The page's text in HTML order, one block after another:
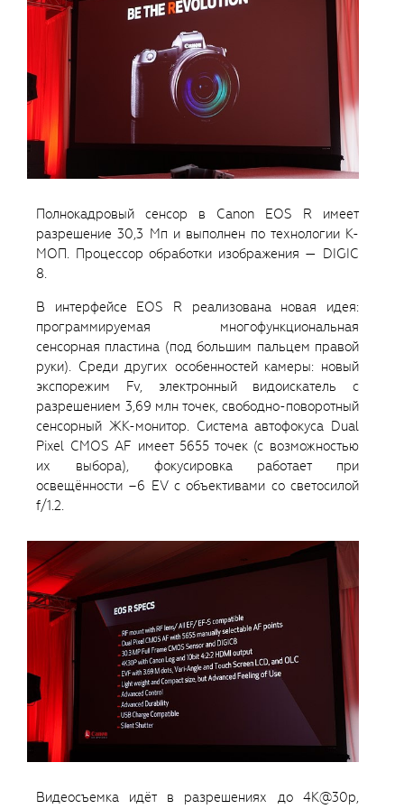
Полнокадровый сенсор в Canon EOS R имеет
разрешение 30,3 Мп и выполнен по технологии К-
МОП. Процессор обработки изображения — DIGIC
8.
В интерфейсе EOS R реализована новая идея:
программируемая многофункциональная
сенсорная пластина (под большим пальцем правой
руки). Среди других особенностей камеры: новый
экспорежим Fv, электронный видоискатель с
разрешением 3,69 млн точек, свободно-поворотный
сенсорный ЖК-монитор. Система автофокуса Dual
Pixel CMOS AF имеет 5655 точек (с возможностью
их выбора), фокусировка работает при
освещённости –6 EV с объективами со светосилой
f/1.2.
Видеосъемка идёт в разрешениях до 4К@30p,